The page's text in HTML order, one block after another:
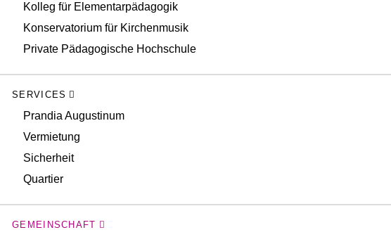
Kolleg für Elementarpädagogik
Konservatorium für Kirchenmusik
Private Pädagogische Hochschule
SERVICES
Prandia Augustinum
Vermietung
Sicherheit
Quartier
GEMEINSCHAFT